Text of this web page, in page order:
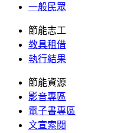
一般民眾
節能志工
教具租借
執行結果
節能資源
影音專區
電子書專區
文宣索閱